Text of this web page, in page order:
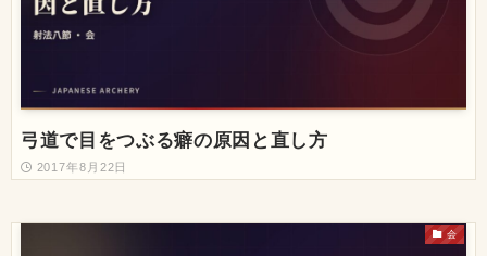
弓道で目をつぶる癖の原因と直し方
2017年8月22日
会